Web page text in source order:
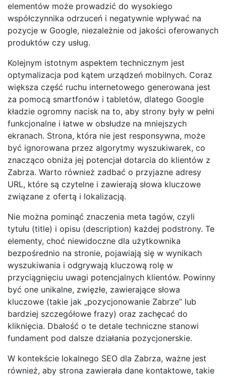
elementów może prowadzić do wysokiego
współczynnika odrzuceń i negatywnie wpływać na
pozycje w Google, niezależnie od jakości oferowanych
produktów czy usług.
Kolejnym istotnym aspektem technicznym jest
optymalizacja pod kątem urządzeń mobilnych. Coraz
większa część ruchu internetowego generowana jest
za pomocą smartfonów i tabletów, dlatego Google
kładzie ogromny nacisk na to, aby strony były w pełni
funkcjonalne i łatwe w obsłudze na mniejszych
ekranach. Strona, która nie jest responsywna, może
być ignorowana przez algorytmy wyszukiwarek, co
znacząco obniża jej potencjał dotarcia do klientów z
Zabrza. Warto również zadbać o przyjazne adresy
URL, które są czytelne i zawierają słowa kluczowe
związane z ofertą i lokalizacją.
Nie można pominąć znaczenia meta tagów, czyli
tytułu (title) i opisu (description) każdej podstrony. Te
elementy, choć niewidoczne dla użytkownika
bezpośrednio na stronie, pojawiają się w wynikach
wyszukiwania i odgrywają kluczową rolę w
przyciągnięciu uwagi potencjalnych klientów. Powinny
być one unikalne, zwięzłe, zawierające słowa
kluczowe (takie jak „pozycjonowanie Zabrze” lub
bardziej szczegółowe frazy) oraz zachęcać do
kliknięcia. Dbałość o te detale techniczne stanowi
fundament pod dalsze działania pozycjonerskie.
W kontekście lokalnego SEO dla Zabrza, ważne jest
również, aby strona zawierała dane kontaktowe, takie